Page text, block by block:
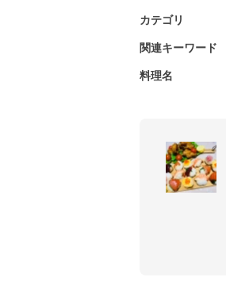
カテゴリ
関連キーワード
料理名